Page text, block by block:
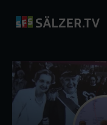
Inhalt
springen